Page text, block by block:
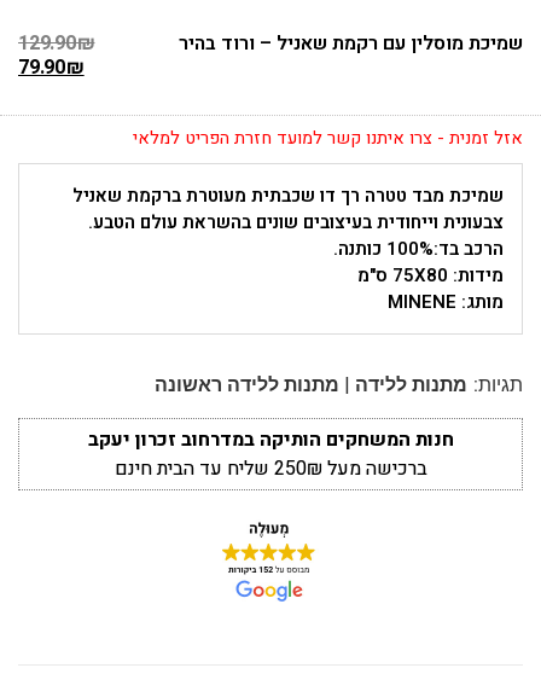
שמיכת מוסלין עם רקמת שאניל – ורוד בהיר 129.90₪
79.90₪
אזל זמנית - צרו איתנו קשר למועד חזרת הפריט למלאי
שמיכת מבד טטרה רך דו שכבתית מעוטרת ברקמת שאניל
צבעונית וייחודית בעיצובים שונים בהשראת עולם הטבע.
הרכב בד:100% כותנה.
מידות: 75X80
ס"מ
מותג: MINENE
תגיות: מתנות ללידה | מתנות ללידה ראשונה
חנות המשחקים הותיקה במדרחוב זכרון יעקב
ברכישה מעל 250₪ שליח עד הבית חינם